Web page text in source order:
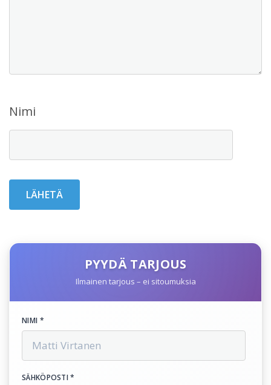
Nimi
PYYDÄ TARJOUS
Ilmainen tarjous – ei sitoumuksia
NIMI *
SÄHKÖPOSTI *